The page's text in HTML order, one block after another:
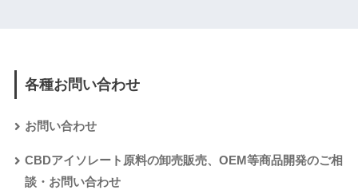
各種お問い合わせ
お問い合わせ
CBDアイソレート原料の卸売販売、OEM等商品開発のご相
談・お問い合わせ